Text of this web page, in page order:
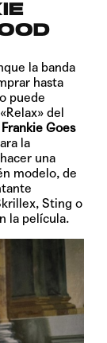
la banda
hasta
puede
del
Frankie Goes
la
una
modelo, de
Sting o
la película.